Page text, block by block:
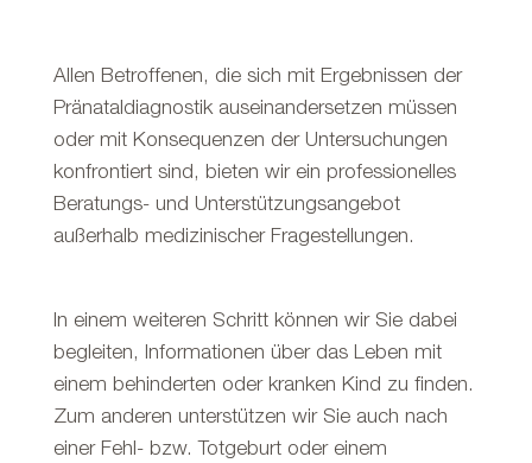
Allen Betroffenen, die sich mit Ergebnissen der
Pränataldiagnostik auseinandersetzen müssen
oder mit Konsequenzen der Untersuchungen
konfrontiert sind, bieten wir ein professionelles
Beratungs- und Unterstützungsangebot
außerhalb medizinischer Fragestellungen.
In einem weiteren Schritt können wir Sie dabei
begleiten, Informationen über das Leben mit
einem behinderten oder kranken Kind zu finden.
Zum anderen unterstützen wir Sie auch nach
einer Fehl- bzw. Totgeburt oder einem